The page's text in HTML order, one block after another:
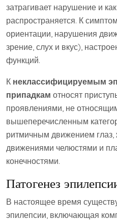
затрагивает нарушение и
распространяется. К
ориентации, нарушения
зрение, слух и вкус),
функций.
К неклассифицируемым
припадкам относят
проявлениями, не
вышеперечисленным
ритмичным движением
движениями челюстями и
конечностями.
Патогенез
В настоящее время
эпилепсии, включающая